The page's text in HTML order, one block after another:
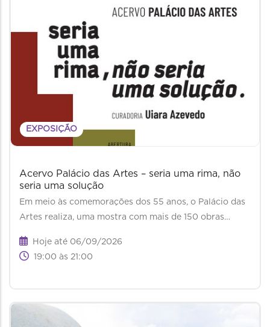
EXPOSIÇÃO
Acervo Palácio das Artes – seria uma rima, não
seria uma solução
Em meio às comemorações dos 55 anos, o Palácio das
Artes realiza, uma mostra com mais de 150 obras…
Hoje até 06/09/2026
19:00 às 21:00